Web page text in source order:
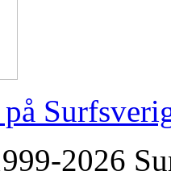
2026